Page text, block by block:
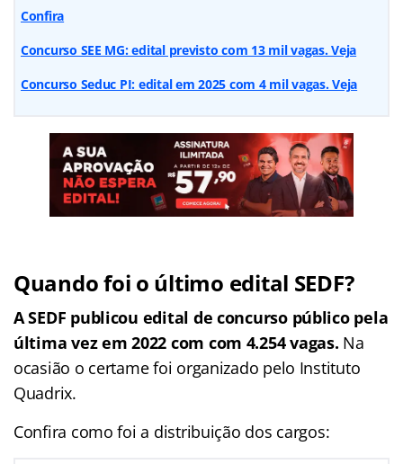
Confira
Concurso SEE MG: edital previsto com 13 mil vagas. Veja
Concurso Seduc PI: edital em 2025 com 4 mil vagas. Veja
Quando foi o último edital SEDF?
A SEDF publicou edital de concurso público pela
última vez em 2022 com com 4.254 vagas. Na
ocasião o certame foi organizado pelo Instituto
Quadrix.
Confira como foi a distribuição dos cargos: